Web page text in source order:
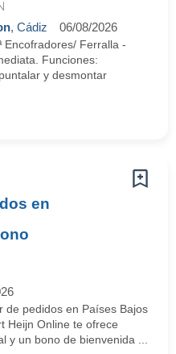
, Cádiz 06/08/2026
Encofradores/ Ferralla -
Funciones:
y desmontar
en
de pedidos en Países Bajos
Heijn Online te ofrece
y un bono de bienvenida ...